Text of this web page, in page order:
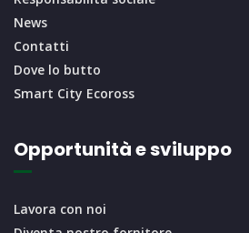
News
Contatti
Dove lo butto
Smart City Ecoross
Opportunità e sviluppo
Lavora con noi